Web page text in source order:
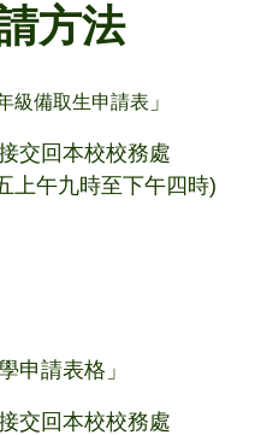
方法
級備取生申請表 」​
交回本校校務處
上午九時至下午四時)
申請表格」​
交回本校校務處